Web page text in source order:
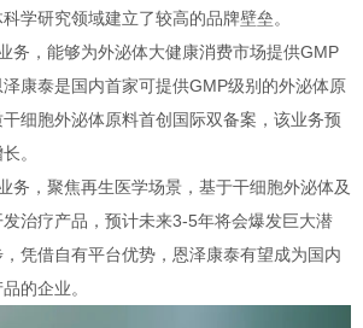
学研究领域建立了较高的品牌壁垒。
务，能够为外泌体大健康消费市场提供GMP
康泰是国内首家可提供GMP级别的外泌体原
细胞外泌体原料首创国际双备案，该业务预
。
务，聚焦再生医学场景，基于干细胞外泌体及
治疗产品，预计未来3-5年将会爆发巨大潜
凭借自有平台优势，恩泽康泰有望成为国内
的企业。